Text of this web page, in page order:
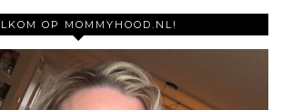
OP MOMMYHOOD.NL!